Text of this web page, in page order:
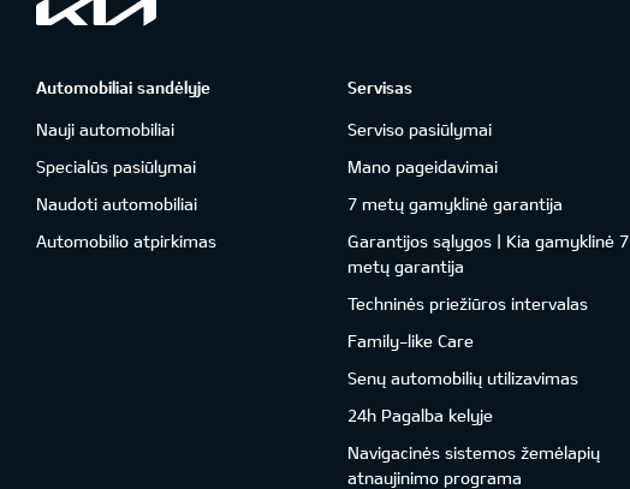
Automobiliai sandėlyje
Nauji automobiliai
Specialūs pasiūlymai
Naudoti automobiliai
Automobilio atpirkimas
Servisas
Serviso pasiūlymai
Mano pageidavimai
7 metų gamyklinė garantija
Garantijos sąlygos | Kia gamyklinė 7
metų garantija
Techninės priežiūros intervalas
Family-like Care
Senų automobilių utilizavimas
24h Pagalba kelyje
Navigacinės sistemos žemėlapių
atnaujinimo programa